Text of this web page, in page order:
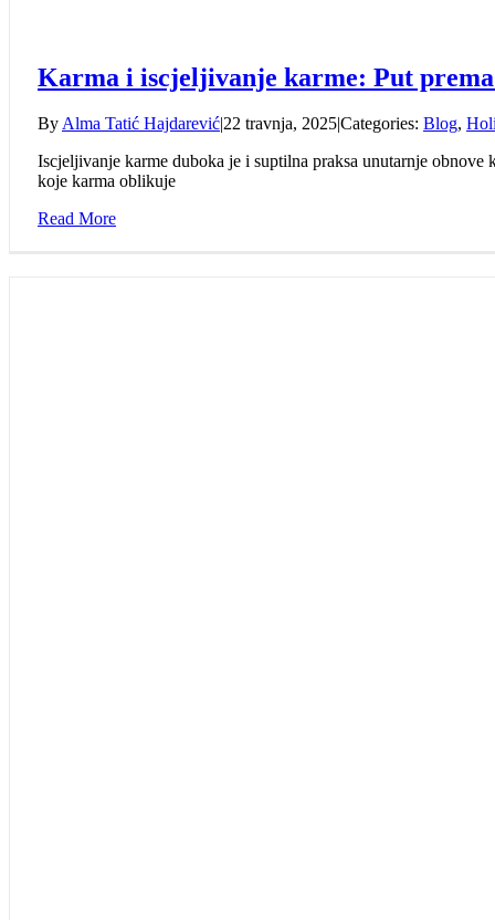
Karma i iscjeljivanje karme: Put
ByAlma Tatić Hajdarević22 travnja, 2025Categories: Blog,
Iscjeljivanje karme duboka je i suptilna praksa unutarnje
koje karma oblikuje
Read More